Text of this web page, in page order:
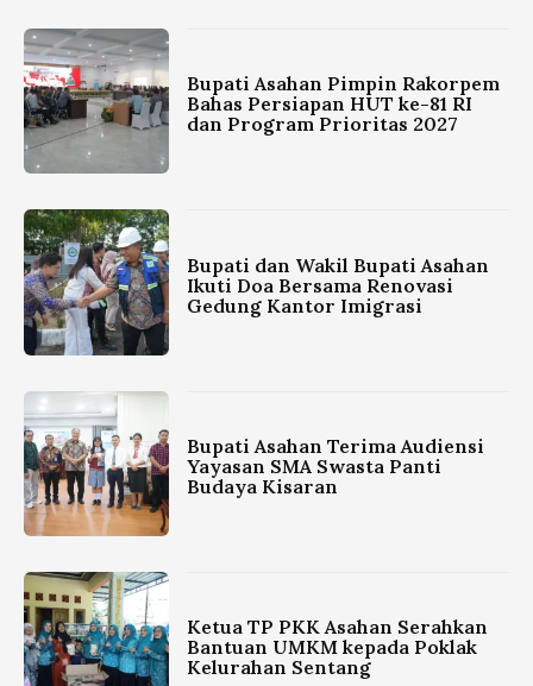
Bupati Asahan Pimpin Rakorpem
Bahas Persiapan HUT ke-81 RI
dan Program Prioritas 2027
Bupati dan Wakil Bupati Asahan
Ikuti Doa Bersama Renovasi
Gedung Kantor Imigrasi
Bupati Asahan Terima Audiensi
Yayasan SMA Swasta Panti
Budaya Kisaran
Ketua TP PKK Asahan Serahkan
Bantuan UMKM kepada Poklak
Kelurahan Sentang